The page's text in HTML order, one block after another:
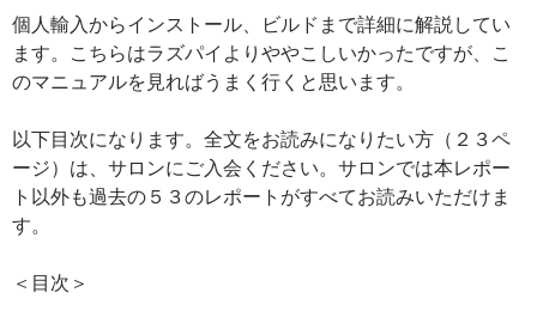
個人輸入からインストール、ビルドまで詳細に解説してい
ます。こちらはラズパイよりややこしいかったですが、こ
のマニュアルを見ればうまく行くと思います。
以下目次になります。全文をお読みになりたい方（２３ペ
ージ）は、サロンにご入会ください。サロンでは本レポー
ト以外も過去の５３のレポートがすべてお読みいただけま
す。
＜目次＞